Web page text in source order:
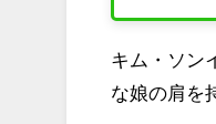
キム・ソン
な娘の肩を